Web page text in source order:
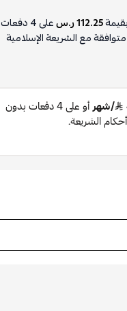
112.25 ر.س على4دفعات
مع الشريعة الإسلامية